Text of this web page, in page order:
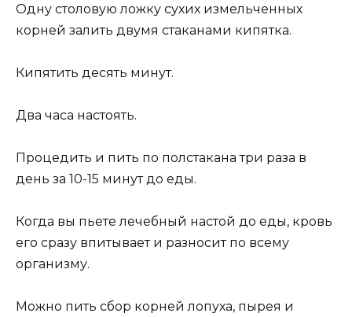
Одну столовую ложку сухих измельченных
корней залить двумя стаканами кипятка.
Кипятить десять минут.
Два часа настоять.
Процедить и пить по полстакана три раза в
день за 10-15 минут до еды.
Когда вы пьете лечебный настой до еды, кровь
его сразу впитывает и разносит по всему
организму.
Можно пить сбор корней лопуха, пырея и